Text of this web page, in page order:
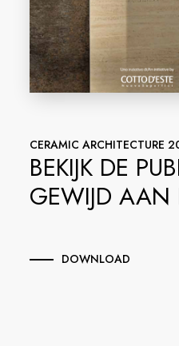
CERAMIC ARCHITECTURE
BEKIJK DE
GEWIJD AAN
DOWNLOAD